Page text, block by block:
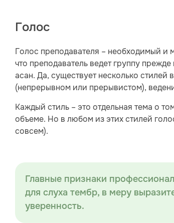
Голос
Голос преподавателя – необходимый и
что преподаватель ведет группу
асан. Да, существует несколько стилей
(непрерывном или прерывистом),
Каждый стиль – это отдельная тема о
объеме. Но в любом из этих стилей
совсем).
Главные признаки
для слуха тембр, в меру
уверенность.